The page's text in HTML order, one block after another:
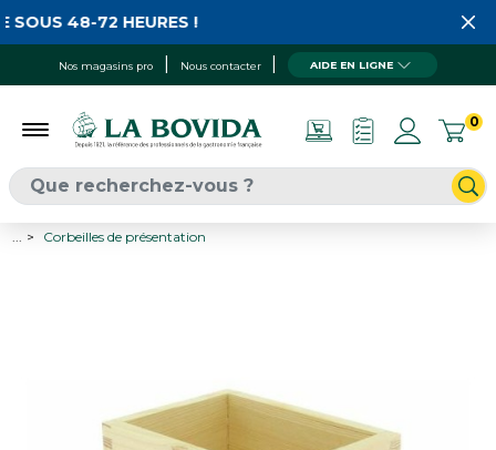
Nos magasins pro Nous contacter AIDE EN LIGNE
0
48-72 HEURES !
Corbeilles de présentation